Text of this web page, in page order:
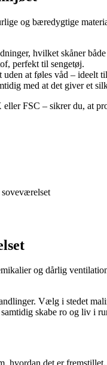
og bæredygtige
hvilket skåner
perfekt til sengetøj.
at føles våd – ideelt
med at det giver et
FSC – sikrer du, at
og dårlig
Vælg i stedet
skabe ro og liv i